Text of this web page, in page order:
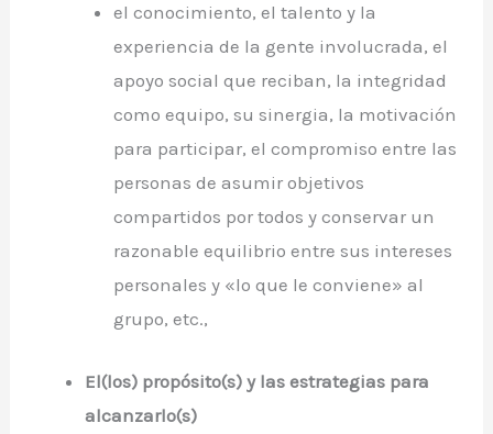
el conocimiento, el talento y la
experiencia de la gente involucrada, el
apoyo social que reciban, la integridad
como equipo, su sinergia, la motivación
para participar, el compromiso entre las
personas de asumir objetivos
compartidos por todos y conservar un
razonable equilibrio entre sus intereses
personales y «lo que le conviene» al
grupo, etc.,
El(los) propósito(s) y las estrategias para
alcanzarlo(s)